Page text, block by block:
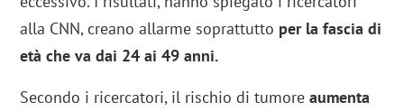
alla CNN, creano allarme soprattutto per la fascia di
età che va dai 24 ai 49 anni.
Secondo i ricercatori, il rischio di tumoreaumenta